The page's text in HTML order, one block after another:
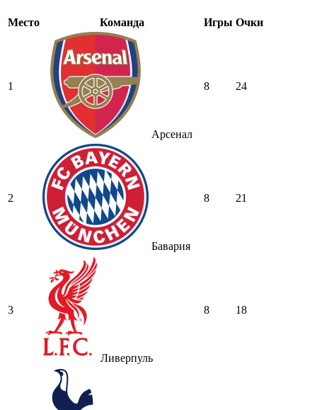
Место Команда Игры Очки
1
Арсенал
8 24
2
Бавария
8 21
3
Ливерпуль
8 18